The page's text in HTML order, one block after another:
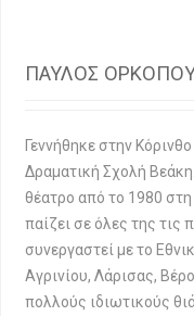
ΠΑΥΛΟΣ
Γεννήθηκε στην
Δραματική Σχολή
θέατρο από το 1980
παίζει σε όλες της τις
συνεργαστεί με το
Αγρινίου, Λάρισας,
πολλούς ιδιωτικούς